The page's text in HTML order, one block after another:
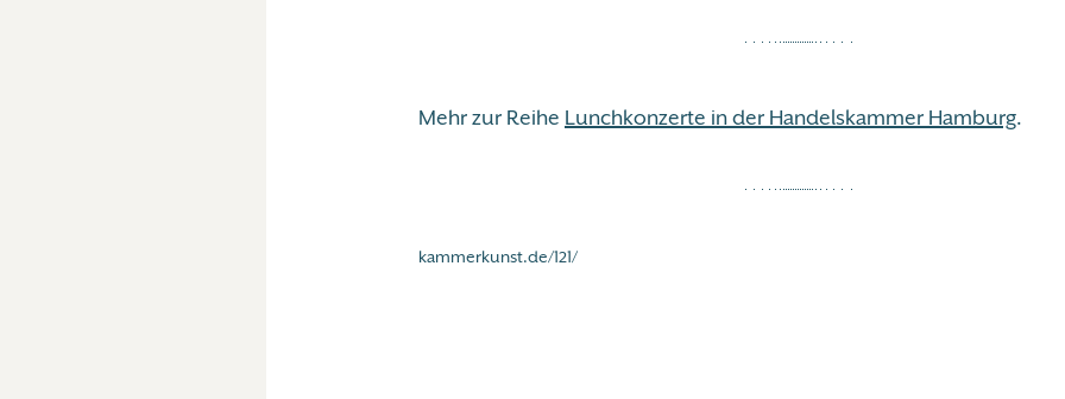
Mehr zur Reihe Lunchkonzerte in der Handelskammer Hamburg.
kammerkunst.de/121/